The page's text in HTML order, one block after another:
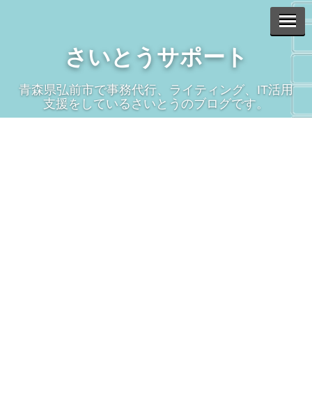
さいとうサポート
青森県弘前市で事務代行、ライティング、IT活用
支援をしているさいとうのブログです。